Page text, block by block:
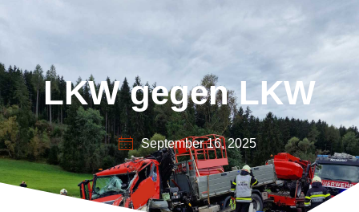
LKW gegen LKW
September 16, 2025